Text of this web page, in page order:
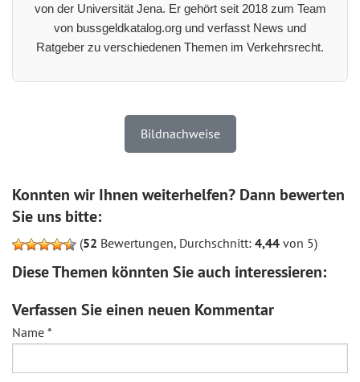
von der Universität Jena. Er gehört seit 2018 zum Team
von bussgeldkatalog.org und verfasst News und
Ratgeber zu verschiedenen Themen im Verkehrsrecht.
Bildnachweise
Konnten wir Ihnen weiterhelfen? Dann bewerten
Sie uns bitte:
(52 Bewertungen, Durchschnitt: 4,44 von 5)
Diese Themen könnten Sie auch interessieren:
Verfassen Sie einen neuen Kommentar
Name *